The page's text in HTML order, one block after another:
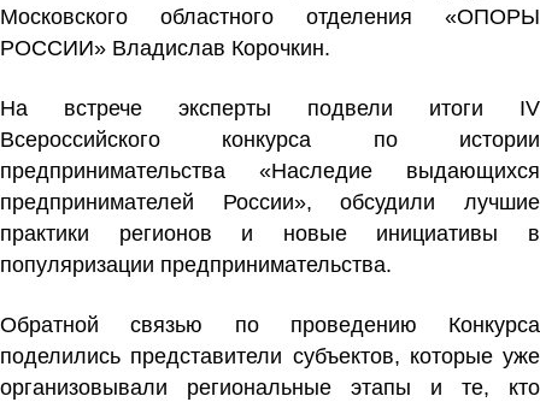
Московского областного отделения «ОПОРЫ
РОССИИ» Владислав Корочкин.
На встрече эксперты подвели итоги IV
Всероссийского конкурса по истории
предпринимательства «Наследие выдающихся
предпринимателей России», обсудили лучшие
практики регионов и новые инициативы в
популяризации предпринимательства.
Обратной связью по проведению Конкурса
поделились представители субъектов, которые уже
организовывали региональные этапы и те, кто